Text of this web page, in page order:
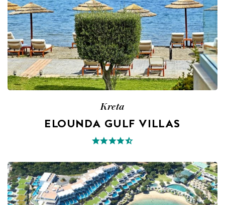
Kreta
ELOUNDA GULF VILLAS